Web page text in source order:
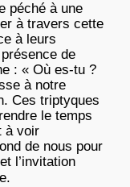
péché à une
à travers cette
à leurs
de
: « Où es-tu ?
à notre
Ces triptyques
le temps
à voir
de nous pour
et l’invitation